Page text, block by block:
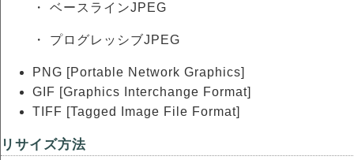
・ ベースラインJPEG
・ プログレッシブJPEG
PNG [Portable Network Graphics]
GIF [Graphics Interchange Format]
TIFF [Tagged Image File Format]
リサイズ方法